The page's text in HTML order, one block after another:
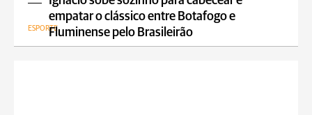
empatar o clássico entre Botafogo e
Fluminense pelo Brasileirão
ESPORTE